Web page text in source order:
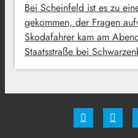
Bei Scheinfeld ist es zu
gekommen, der Fragen
Skodafahrer kam am
Staatsstraße bei